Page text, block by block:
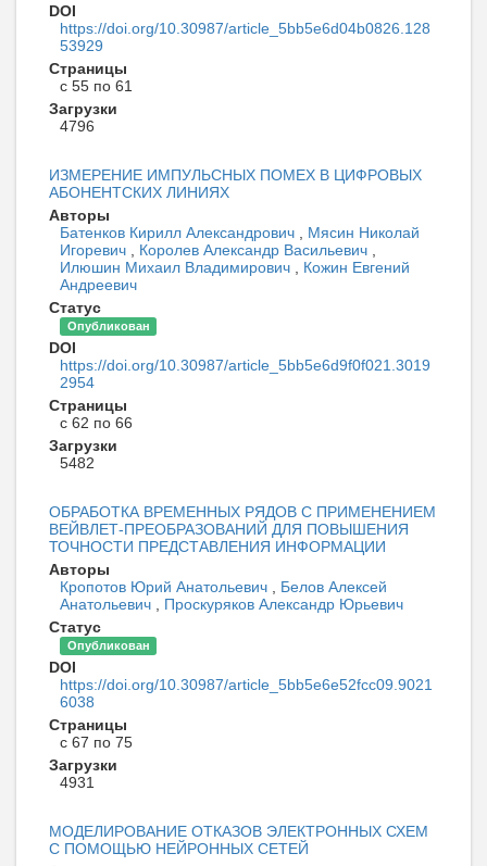
DOI
https://doi.org/10.30987/article_5bb5e6d04b0826.128
53929
Страницы
с 55 по 61
Загрузки
4796
ИЗМЕРЕНИЕ ИМПУЛЬСНЫХ ПОМЕХ В ЦИФРОВЫХ
АБОНЕНТСКИХ ЛИНИЯХ
Авторы
Батенков Кирилл Александрович
Мясин Николай
Игоревич
Королев Александр Васильевич
Илюшин Михаил Владимирович
Кожин Евгений
Андреевич
Статус
Опубликован
DOI
https://doi.org/10.30987/article_5bb5e6d9f0f021.3019
2954
Страницы
с 62 по 66
Загрузки
5482
ОБРАБОТКА ВРЕМЕННЫХ РЯДОВ С ПРИМЕНЕНИЕМ
ВЕЙВЛЕТ-ПРЕОБРАЗОВАНИЙ ДЛЯ ПОВЫШЕНИЯ
ТОЧНОСТИ ПРЕДСТАВЛЕНИЯ ИНФОРМАЦИИ
Авторы
Кропотов Юрий Анатольевич
Белов Алексей
Анатольевич
Проскуряков Александр Юрьевич
Статус
Опубликован
DOI
https://doi.org/10.30987/article_5bb5e6e52fcc09.9021
6038
Страницы
с 67 по 75
Загрузки
4931
МОДЕЛИРОВАНИЕ ОТКАЗОВ ЭЛЕКТРОННЫХ СХЕМ
С ПОМОЩЬЮ НЕЙРОННЫХ СЕТЕЙ